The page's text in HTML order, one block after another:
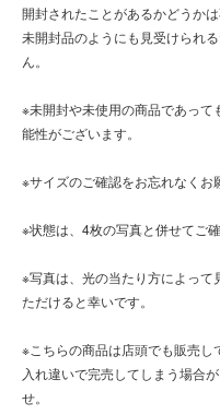
開封されたことがあるかどうかは
未開封品のようにも見受けられ
ん。
※未開封や未使用の商品であっ
能性がございます。
※サイズのご確認をお忘れなくお
※状態は、4枚の写真と併せてご確
※写真は、光の当たり方によっ
ただけると幸いです。
※こちらの商品は店頭でも販売し
入れ違いで完売してしまう場合
せ。